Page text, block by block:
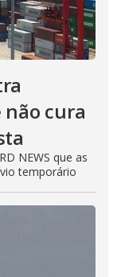
não cura
NEWS que as
temporário